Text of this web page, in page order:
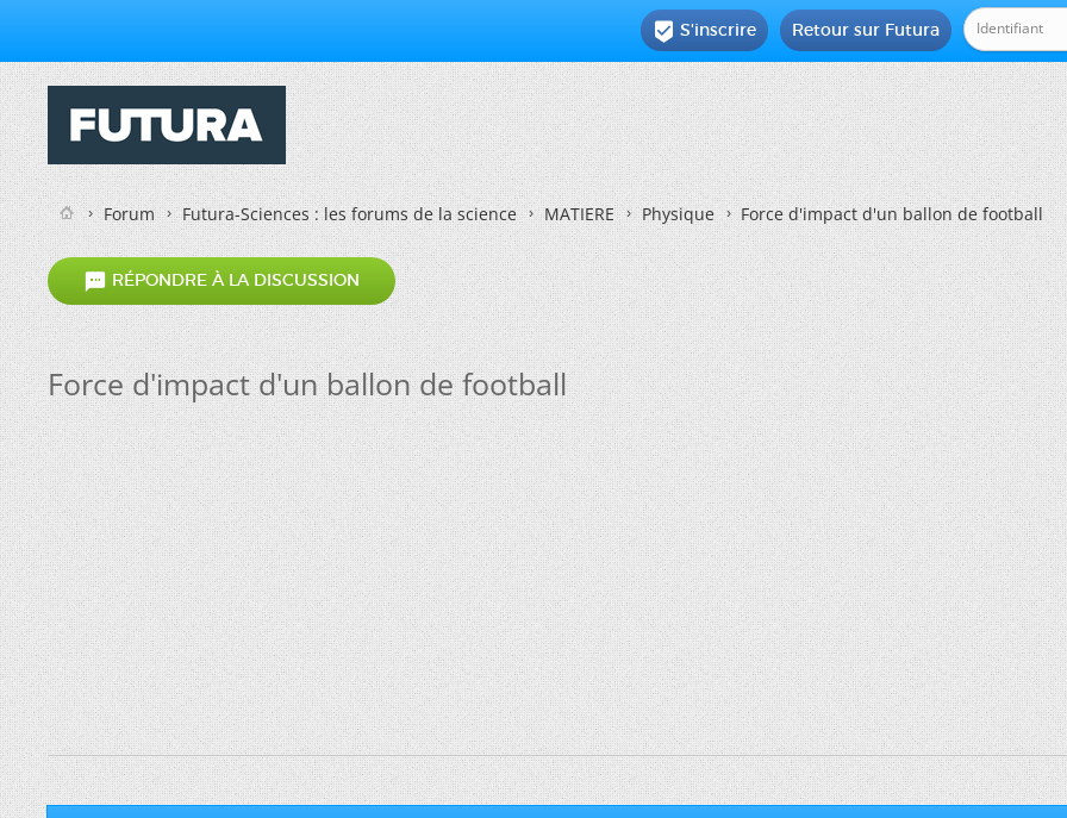
Retour sur Futura
 S'inscrire
Forum Futura-Sciences : les forums de la science MATIERE Physique Force d'impact d'un ballon de football
 RÉPONDRE À LA DISCUSSION
Force d'impact d'un ballon de football